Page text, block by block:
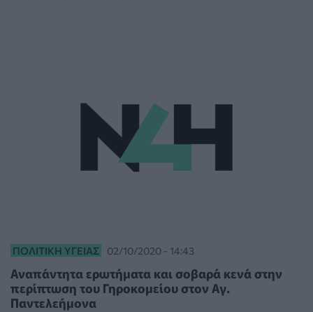
ΠΟΛΙΤΙΚΉ ΥΓΕΊΑΣ 02/10/2020 - 14:43
Αναπάντητα ερωτήματα και σοβαρά κενά στην
περίπτωση του Γηροκομείου στον Αγ.
Παντελεήμονα